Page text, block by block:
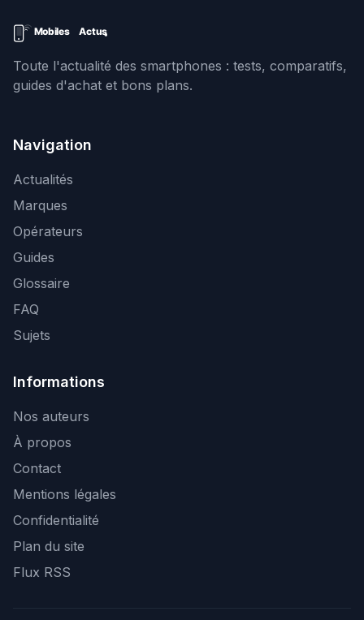
Toute l'actualité des smartphones : tests, comparatifs,
guides d'achat et bons plans.
Navigation
Actualités
Marques
Opérateurs
Guides
Glossaire
FAQ
Sujets
Informations
Nos auteurs
À propos
Contact
Mentions légales
Confidentialité
Plan du site
Flux RSS